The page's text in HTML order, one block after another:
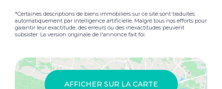
*Certaines descriptions de biens immobiliers sur ce site sont traduites
automatiquement par intelligence artificielle. Malgré tous nos efforts pour
garantir leur exactitude, des erreurs ou des inexactitudes peuvent
subsister. La version originale de l'annonce fait foi.
AFFICHER SUR LA CARTE